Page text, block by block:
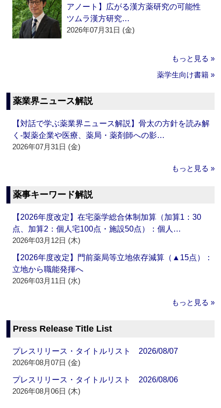
アノート】広がる漢方薬研究の可能性
ツムラ漢方研究…
2026年07月31日 (金)
もっと見る »
薬学生向け書籍 »
薬業界ニュース解説
【対話で学ぶ薬業界ニュース解説】骨太の方針を読み解
く‐製薬企業や医療、薬局・薬剤師への影…
2026年07月31日 (金)
もっと見る »
薬事キーワード解説
【2026年度改定】在宅薬学総合体制加算（加算1：30
点、加算2：個人宅100点・施設50点）：個人…
2026年03月12日 (木)
【2026年度改定】門前薬局等立地依存減算（▲15点）：
立地から職能発揮へ
2026年03月11日 (水)
もっと見る »
Press Release Title List
プレスリリース・タイトルリスト 2026/08/07
2026年08月07日 (金)
プレスリリース・タイトルリスト 2026/08/06
2026年08月06日 (木)